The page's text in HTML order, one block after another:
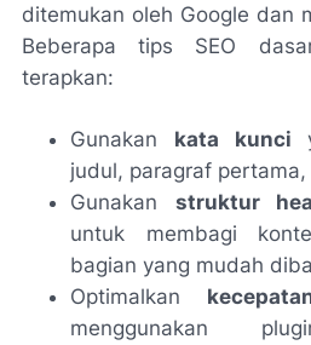
ditemukan oleh Google dan
Beberapa tips SEO
terapkan:
Gunakan kata kunci
judul, paragraf
Gunakan struktur
untuk membagi
bagian yang mudah
Optimalkan
menggunakan